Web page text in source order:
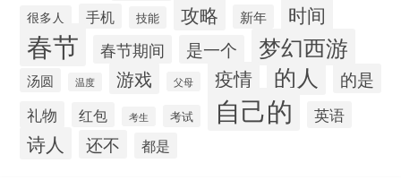
很多人 手机 技能 攻略 新年 时间
春节 春节期间 是一个 梦幻西游
汤圆 温度 游戏 父母 疫情 的人 的是
礼物 红包 考生 考试 自己的 英语
诗人 还不 都是